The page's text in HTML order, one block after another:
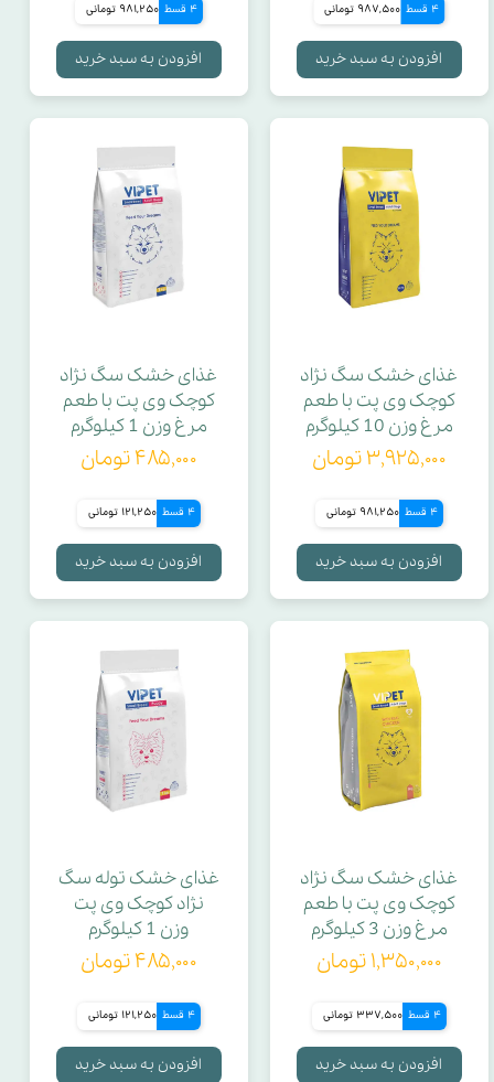
4 قسط 987,500 تومانی
افزودن به سبد خرید
4 قسط 981,250 تومانی
افزودن به سبد خرید
غذای خشک سگ نژاد
کوچک وی پت با طعم
مرغ وزن 10 کیلوگرم
۳,۹۲۵,۰۰۰ تومان
4 قسط 981,250 تومانی
افزودن به سبد خرید
غذای خشک سگ نژاد
کوچک وی پت با طعم
مرغ وزن 1 کیلوگرم
۴۸۵,۰۰۰ تومان
4 قسط 121,250 تومانی
افزودن به سبد خرید
غذای خشک سگ نژاد
کوچک وی پت با طعم
مرغ وزن 3 کیلوگرم
۱,۳۵۰,۰۰۰ تومان
4 قسط 337,500 تومانی
افزودن به سبد خرید
غذای خشک توله سگ
نژاد کوچک وی پت
وزن 1 کیلوگرم
۴۸۵,۰۰۰ تومان
4 قسط 121,250 تومانی
افزودن به سبد خرید